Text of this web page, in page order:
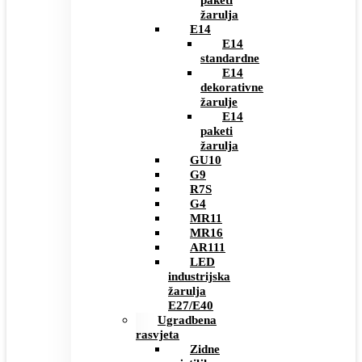
žarulja
E14
E14
standardne
E14
dekorativne
žarulje
E14
paketi
žarulja
GU10
G9
R7S
G4
MR11
MR16
AR111
LED
industrijska
žarulja
E27/E40
Ugradbena
rasvjeta
Zidne